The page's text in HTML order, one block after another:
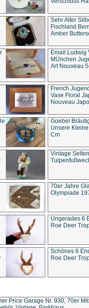
Sehr Alter
Fischland
Amber
Email Ludwig
MÜnchen
Art Nouveau
French
Vase Floral
Nouveau
Goebel
Unsere
Cm
Vintage
70er Jahre
Olympiade
Ungerades 6
Roe Deer
Schönes 6
Roe Deer
Price Garage Nr. 930, 70er Mit